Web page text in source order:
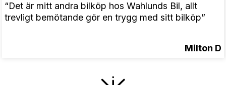
“Det är mitt andra bilköp hos Wahlunds Bil, allt
trevligt bemötande gör en trygg med sitt bilköp”
Milton D